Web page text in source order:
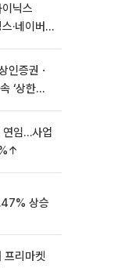
닉스
·네이버·
인증권ㆍ
‘상한
연임…사업
상승
프리마켓